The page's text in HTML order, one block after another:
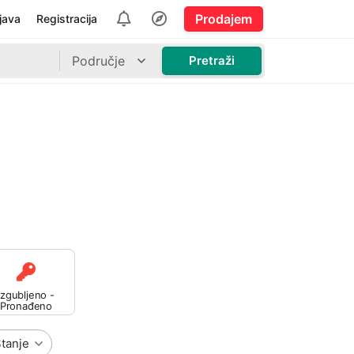
Prodajem
Registracija
Područje Pretraži
-
Pronađeno